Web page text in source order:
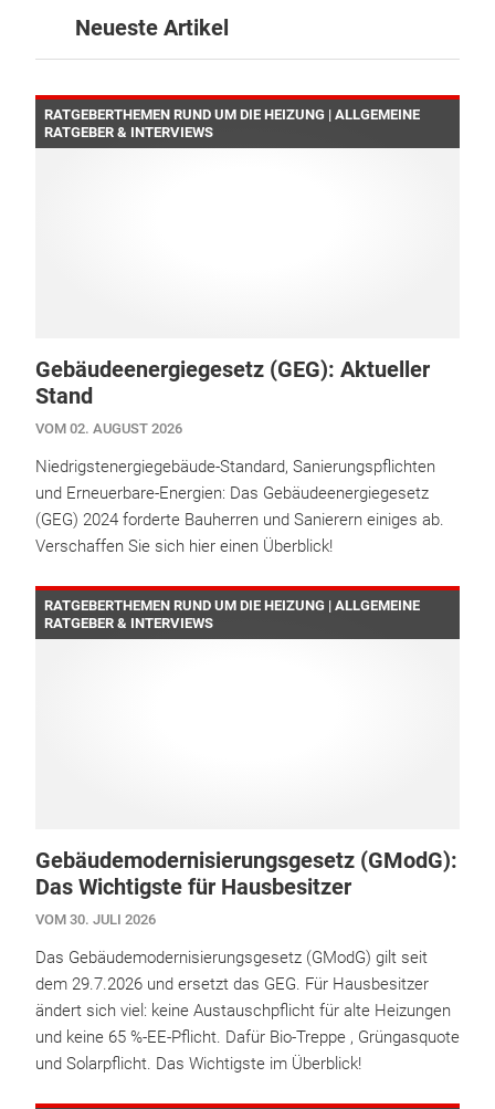
Neueste Artikel
RATGEBERTHEMEN RUND UM DIE HEIZUNG | ALLGEMEINE
RATGEBER & INTERVIEWS
Gebäudeenergiegesetz (GEG): Aktueller
Stand
VOM 02. AUGUST 2026
Niedrigstenergiegebäude-Standard, Sanierungspflichten
und Erneuerbare-Energien: Das Gebäudeenergiegesetz
(GEG) 2024 forderte Bauherren und Sanierern einiges ab.
Verschaffen Sie sich hier einen Überblick!
RATGEBERTHEMEN RUND UM DIE HEIZUNG | ALLGEMEINE
RATGEBER & INTERVIEWS
Gebäudemodernisierungsgesetz (GModG):
Das Wichtigste für Hausbesitzer
VOM 30. JULI 2026
Das Gebäudemodernisierungsgesetz (GModG) gilt seit
dem 29.7.2026 und ersetzt das GEG. Für Hausbesitzer
ändert sich viel: keine Austauschpflicht für alte Heizungen
und keine 65 %-EE-Pflicht. Dafür Bio-Treppe , Grüngasquote
und Solarpflicht. Das Wichtigste im Überblick!